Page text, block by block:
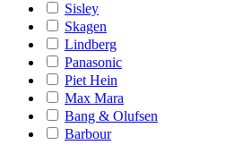
Sisley
Skagen
Lindberg
Panasonic
Piet Hein
Max Mara
Bang & Olufsen
Barbour